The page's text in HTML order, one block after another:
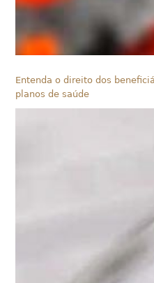
Entenda o direito dos
planos de saúde